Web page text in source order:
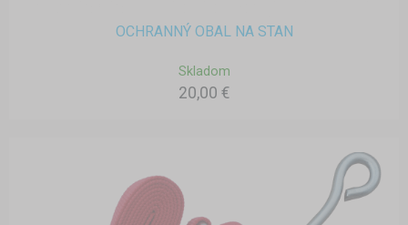
OCHRANNÝ OBAL NA STAN
Skladom
20,00 €